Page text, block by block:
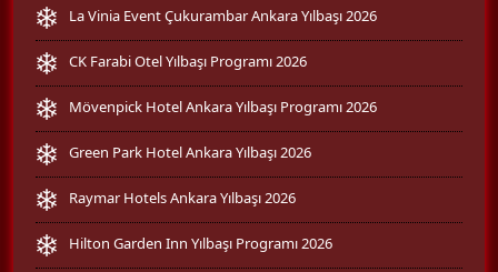
La Vinia Event Çukurambar Ankara Yılbaşı 2026
CK Farabi Otel Yılbaşı Programı 2026
Mövenpick Hotel Ankara Yılbaşı Programı 2026
Green Park Hotel Ankara Yılbaşı 2026
Raymar Hotels Ankara Yılbaşı 2026
Hilton Garden Inn Yılbaşı Programı 2026